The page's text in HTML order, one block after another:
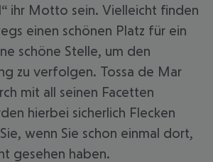
ihr Motto sein. Vielleicht finden
einen schönen Platz für ein
schöne Stelle, um den
zu verfolgen. Tossa de Mar
mit all seinen Facetten
hierbei sicherlich Flecken
wenn Sie schon einmal dort,
gesehen haben.